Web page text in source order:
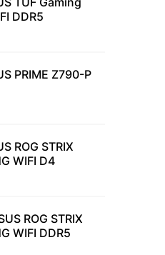
DDR5
PRIME Z790-P
ROG STRIX
WIFI D4
ROG STRIX
WIFI DDR5